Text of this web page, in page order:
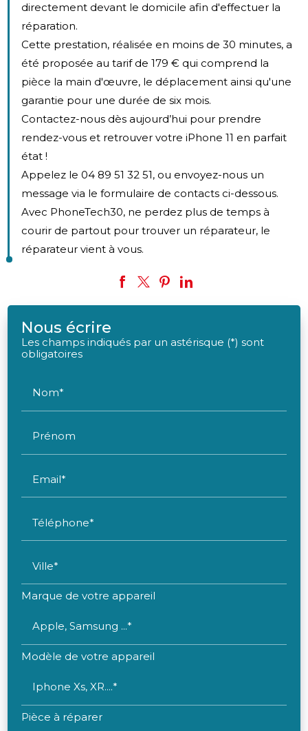
directement devant le domicile afin d'effectuer la
réparation.
Cette prestation, réalisée en moins de 30 minutes, a
été proposée au tarif de 179 € qui comprend la
pièce la main d'œuvre, le déplacement ainsi qu'une
garantie pour une durée de six mois.
Contactez-nous dès aujourd’hui pour prendre
rendez-vous et retrouver votre iPhone 11 en parfait
état !
Appelez le 04 89 51 32 51, ou envoyez-nous un
message via le formulaire de contacts ci-dessous.
Avec PhoneTech30, ne perdez plus de temps à
courir de partout pour trouver un réparateur, le
réparateur vient à vous.
Nous écrire
Les champs indiqués par un astérisque (*) sont
obligatoires
Nom*
Prénom
Email*
Téléphone*
Ville*
Marque de votre appareil
Apple, Samsung ...*
Modèle de votre appareil
Iphone Xs, XR....*
Pièce à réparer